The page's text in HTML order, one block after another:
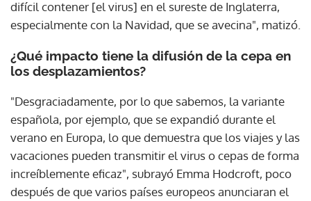
difícil contener [el virus] en el sureste de Inglaterra,
especialmente con la Navidad, que se avecina", matizó.
¿Qué impacto tiene la difusión de la cepa en
los desplazamientos?
"Desgraciadamente, por lo que sabemos, la variante
española, por ejemplo, que se expandió durante el
verano en Europa, lo que demuestra que los viajes y las
vacaciones pueden transmitir el virus o cepas de forma
increíblemente eficaz", subrayó Emma Hodcroft, poco
después de que varios países europeos anunciaran el